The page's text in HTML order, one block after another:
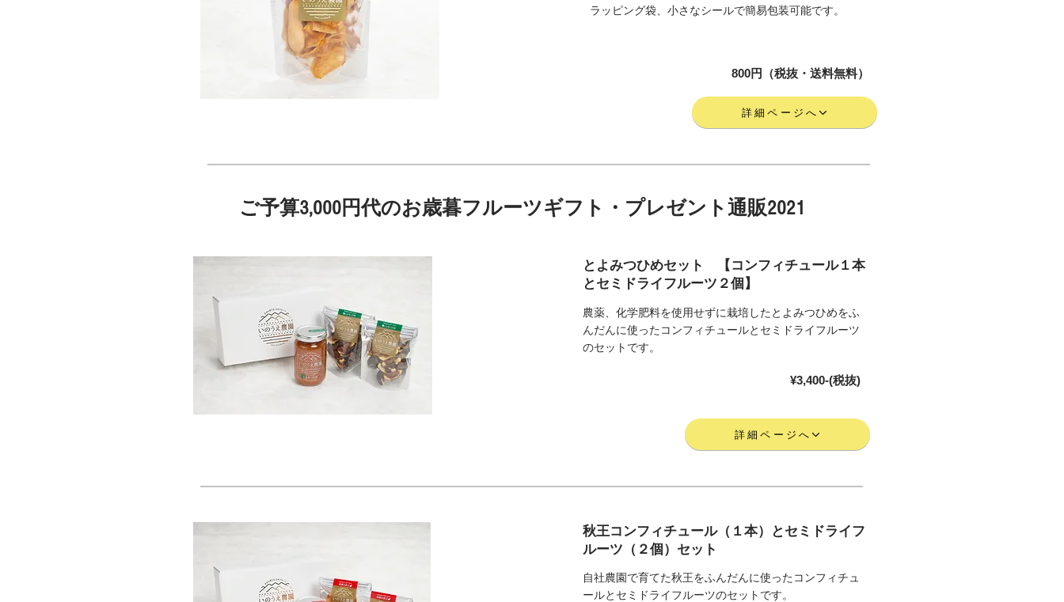
ラッピング袋、小さなシールで簡易包装可能です。
800円（税抜・送料無料）
詳細ページへ
ご予算3,000円代のお歳暮フルーツギフト・プレゼント通販2021
とよみつひめセット 【コンフィチュール１本
とセミドライフルーツ２個】
農薬、化学肥料を使用せずに栽培したとよみつひめをふ
んだんに使ったコンフィチュールとセミドライフルーツ
のセットです。
¥3,400-(税抜)
詳細ページへ
秋王コンフィチュール（１本）とセミドライフ
ルーツ（２個）セット
自社農園で育てた秋王をふんだんに使ったコンフィチュ
ールとセミドライフルーツのセットです。